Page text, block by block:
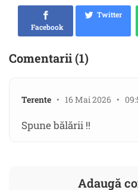
Facebook
Twitter
Comentarii (1)
Terente • 16 Mai 2026 •
Spune bălării !!
Adaugă